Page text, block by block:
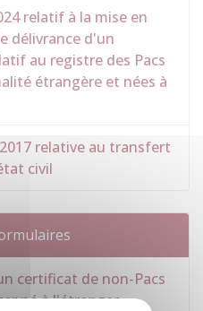
relatif à la mise en
délivrance d'un
au registre des Pacs
étrangère et nées à
relative au transfert
civil
certificat de non-Pacs
né à l'étranger